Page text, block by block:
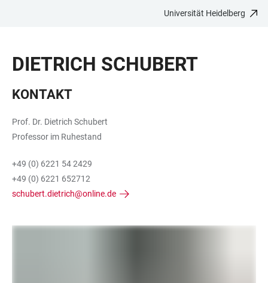
BARRIEREFREIHEIT
Universität Heidelberg
DIETRICH SCHUBERT
KONTAKT
Prof. Dr. Dietrich Schubert
Professor im Ruhestand
+49 (0) 6221 54 2429
+49 (0) 6221 652712
schubert.dietrich@online.de